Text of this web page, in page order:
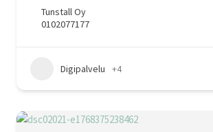
Tunstall Oy
0102077177
Digipalvelu +4